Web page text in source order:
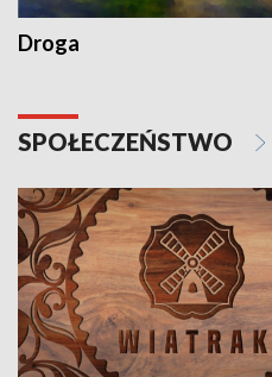
Droga
SPOŁECZEŃSTWO